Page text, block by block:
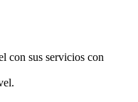
con sus servicios con